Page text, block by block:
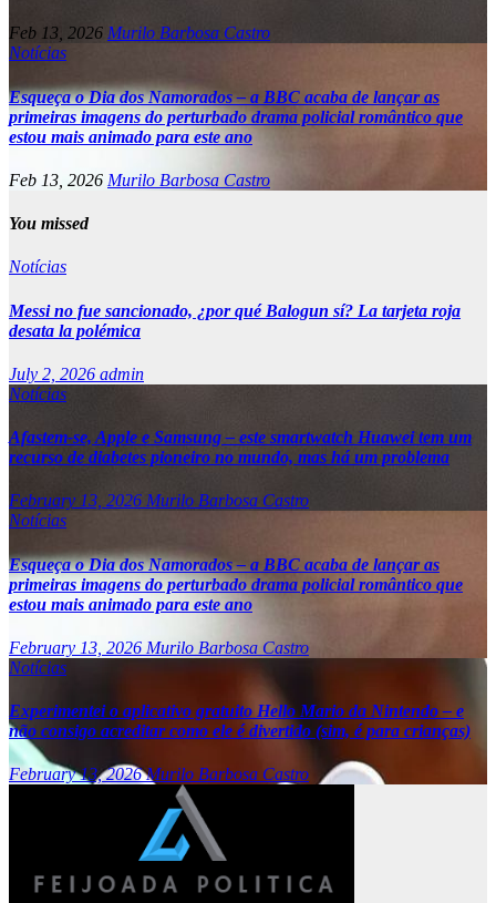
Feb 13, 2026 Murilo Barbosa Castro
Notícias
Esqueça o Dia dos Namorados – a BBC acaba de lançar as
primeiras imagens do perturbado drama policial romântico que
estou mais animado para este ano
Feb 13, 2026 Murilo Barbosa Castro
You missed
Notícias
Messi no fue sancionado, ¿por qué Balogun sí? La tarjeta roja
desata la polémica
July 2, 2026 admin
Notícias
Afastem-se, Apple e Samsung – este smartwatch Huawei tem um
recurso de diabetes pioneiro no mundo, mas há um problema
February 13, 2026 Murilo Barbosa Castro
Notícias
Esqueça o Dia dos Namorados – a BBC acaba de lançar as
primeiras imagens do perturbado drama policial romântico que
estou mais animado para este ano
February 13, 2026 Murilo Barbosa Castro
Notícias
Experimentei o aplicativo gratuito Hello Mario da Nintendo – e
não consigo acreditar como ele é divertido (sim, é para crianças)
February 13, 2026Murilo Barbosa Castro